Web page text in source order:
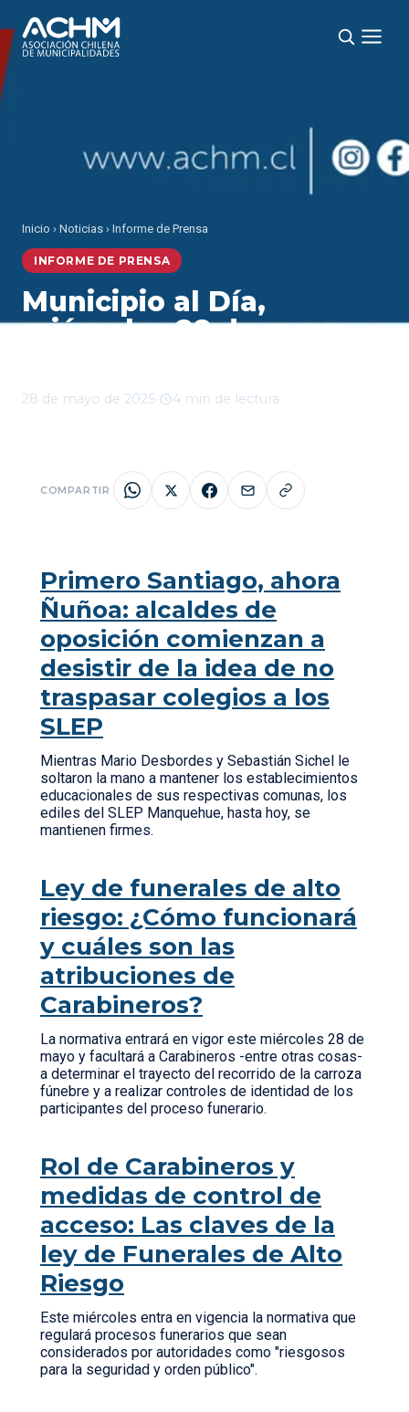
Inicio › Noticias › Informe de Prensa
INFORME DE PRENSA
Municipio al Día,
miércoles 28 de mayo
28 de mayo de 2025 4 min de lectura
COMPARTIR
Primero Santiago, ahora
Ñuñoa: alcaldes de
oposición comienzan a
desistir de la idea de no
traspasar colegios a los
SLEP
Mientras Mario Desbordes y Sebastián Sichel le
soltaron la mano a mantener los establecimientos
educacionales de sus respectivas comunas, los
ediles del SLEP Manquehue, hasta hoy, se
mantienen firmes.
Ley de funerales de alto
riesgo: ¿Cómo funcionará
y cuáles son las
atribuciones de
Carabineros?
La normativa entrará en vigor este miércoles 28 de
mayo y facultará a Carabineros -entre otras cosas-
a determinar el trayecto del recorrido de la carroza
fúnebre y a realizar controles de identidad de los
participantes del proceso funerario.
Rol de Carabineros y
medidas de control de
acceso: Las claves de la
ley de Funerales de Alto
Riesgo
Este miércoles entra en vigencia la normativa que
regulará procesos funerarios que sean
considerados por autoridades como "riesgosos
para la seguridad y orden público".